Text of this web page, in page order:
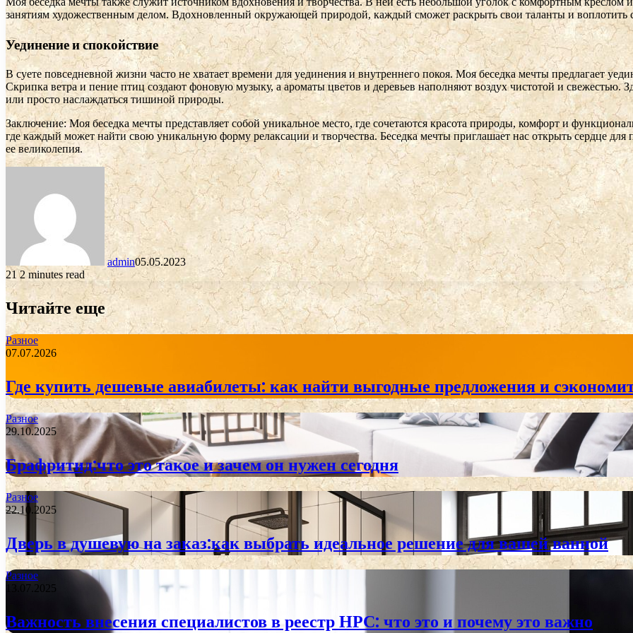
занятиям художественным делом. Вдохновленный окружающей природой, каждый сможет раскрыть свои таланты и воплотить
Уединение и спокойствие
В суете повседневной жизни часто не хватает времени для уединения и внутреннего покоя. Моя беседка мечты предлагает
Скрипка ветра и пение птиц создают фоновую музыку, а ароматы цветов и деревьев наполняют воздух чистотой и свежестью.
или просто наслаждаться тишиной природы.
Заключение: Моя беседка мечты представляет собой уникальное место, где сочетаются красота природы, комфорт и
где каждый может найти свою уникальную форму релаксации и творчества. Беседка мечты приглашает нас открыть сердце
ее великолепия.
admin05.05.2023
212 minutes read
Читайте еще
Разное
07.07.2026
Где купить дешевые авиабилеты: как найти выгодные предложения и
Разное
29.10.2025
Брафритид:что это такое и зачем он нужен сегодня
Разное
22.10.2025
Дверь в душевую на заказ:как выбрать идеальное решение для вашей ванной
Разное
13.07.2025
Важность внесения специалистов в реестр НРС: что это и почему это важно